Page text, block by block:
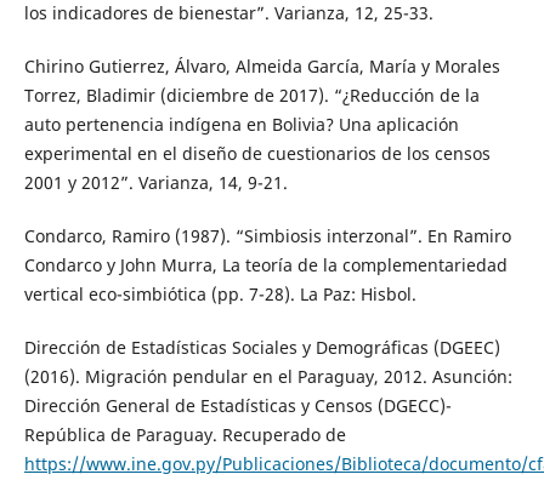
los indicadores de bienestar”. Varianza, 12, 25-33.
Chirino Gutierrez, Álvaro, Almeida García, María y Morales
Torrez, Bladimir (diciembre de 2017). “¿Reducción de la
auto pertenencia indígena en Bolivia? Una aplicación
experimental en el diseño de cuestionarios de los censos
2001 y 2012”. Varianza, 14, 9-21.
Condarco, Ramiro (1987). “Simbiosis interzonal”. En Ramiro
Condarco y John Murra, La teoría de la complementariedad
vertical eco-simbiótica (pp. 7-28). La Paz: Hisbol.
Dirección de Estadísticas Sociales y Demográficas (DGEEC)
(2016). Migración pendular en el Paraguay, 2012. Asunción:
Dirección General de Estadísticas y Censos (DGECC)-
República de Paraguay. Recuperado de
https://www.ine.gov.py/Publicaciones/Biblioteca/documento/